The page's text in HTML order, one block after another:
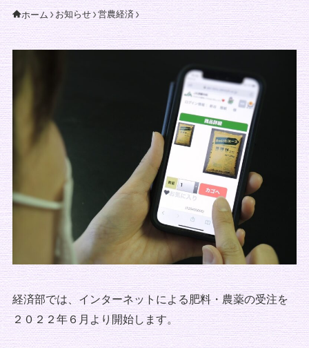
ホーム お知らせ 営農経済
経済部では、インターネットによる肥料・農薬の受注を
２０２２年６月より開始します。